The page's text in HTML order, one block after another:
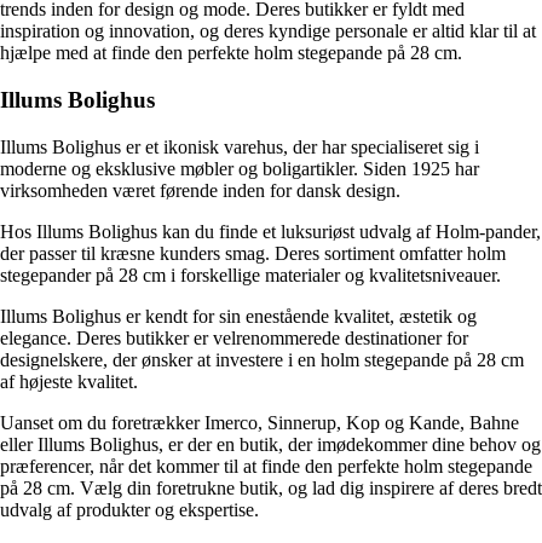
trends inden for design og mode. Deres butikker er fyldt med
inspiration og innovation, og deres kyndige personale er altid klar til at
hjælpe med at finde den perfekte holm stegepande på 28 cm.
Illums Bolighus
Illums Bolighus er et ikonisk varehus, der har specialiseret sig i
moderne og eksklusive møbler og boligartikler. Siden 1925 har
virksomheden været førende inden for dansk design.
Hos Illums Bolighus kan du finde et luksuriøst udvalg af Holm-pander,
der passer til kræsne kunders smag. Deres sortiment omfatter holm
stegepander på 28 cm i forskellige materialer og kvalitetsniveauer.
Illums Bolighus er kendt for sin enestående kvalitet, æstetik og
elegance. Deres butikker er velrenommerede destinationer for
designelskere, der ønsker at investere i en holm stegepande på 28 cm
af højeste kvalitet.
Uanset om du foretrækker Imerco, Sinnerup, Kop og Kande, Bahne
eller Illums Bolighus, er der en butik, der imødekommer dine behov og
præferencer, når det kommer til at finde den perfekte holm stegepande
på 28 cm. Vælg din foretrukne butik, og lad dig inspirere af deres bredt
udvalg af produkter og ekspertise.